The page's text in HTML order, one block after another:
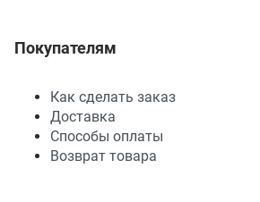
Покупателям
Как сделать заказ
Доставка
Способы оплаты
Возврат товара